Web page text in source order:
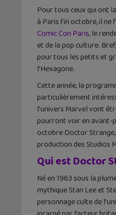
Pour tous ceux qui ont
à Paris fin octobre, il ne
Comic Con Paris, le
et de la pop culture.
pour tous les petits et
l’Hexagone.
Cette année, la
particulièrement
l’univers Marvel vont
pourront voir en avant-
octobre Doctor
production des Studios
Qui est Doctor
Né en 1963 sous la
mythique Stan Lee et
personnage culte de